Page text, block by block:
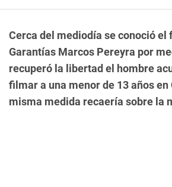
Cerca del mediodía se conoció el
Garantías Marcos Pereyra por
recuperó la libertad el hombre
filmar a una menor de 13 años en
misma medida recaería sobre la